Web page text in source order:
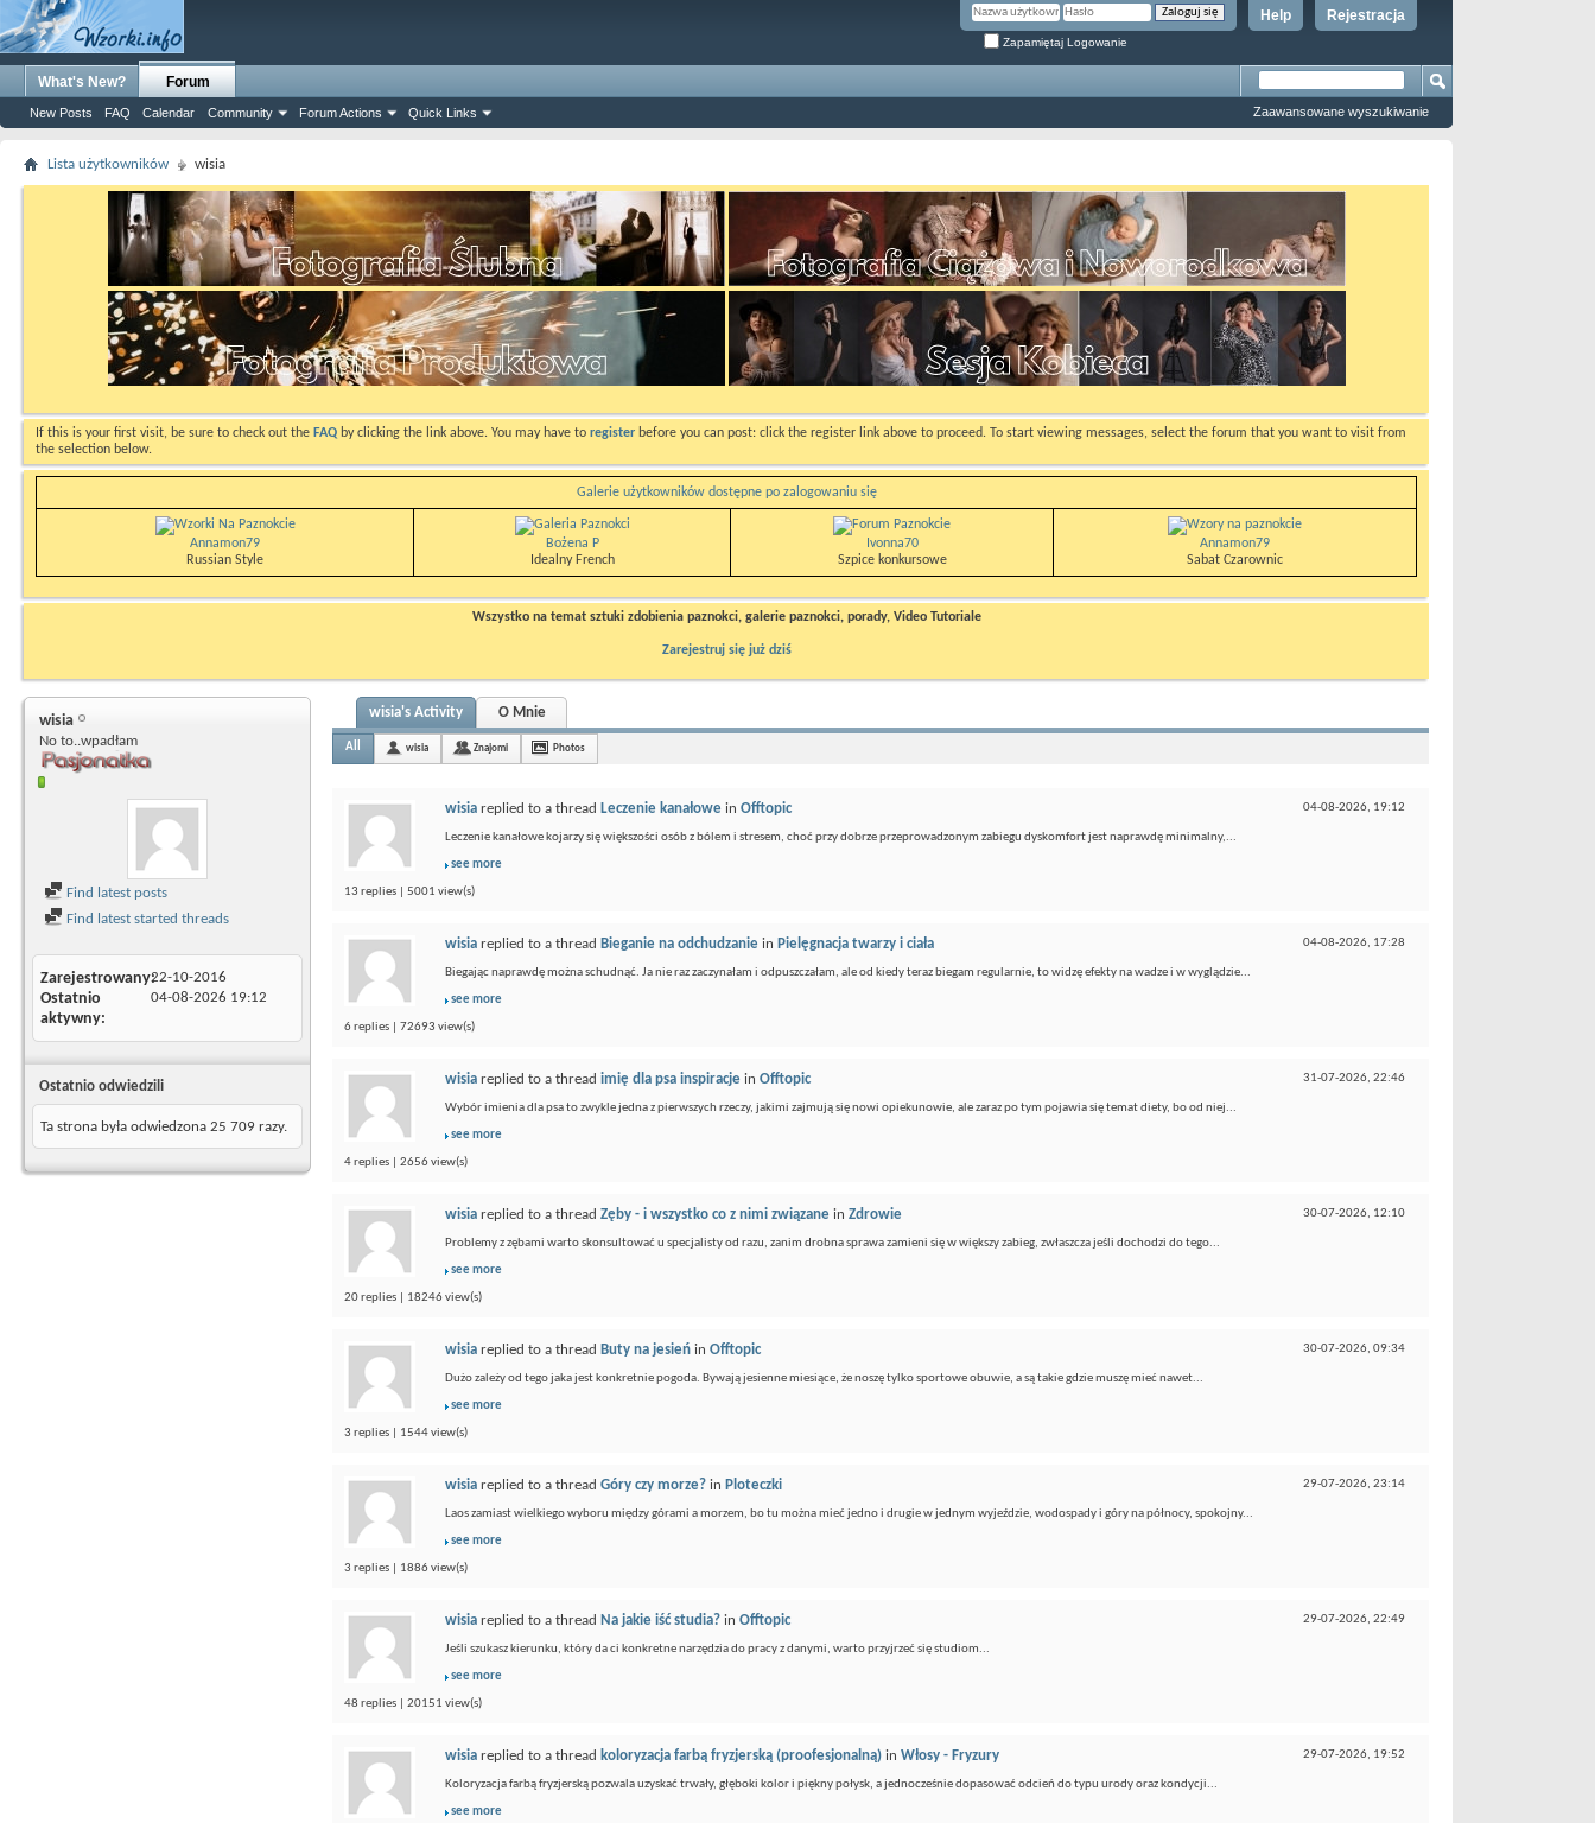
Rejestracja
Help
Zapamiętaj Logowanie
What's New? Forum
New Posts FAQ Calendar Community Forum Actions Quick Links Zaawansowane wyszukiwanie
Lista użytkowników wisia
If this is your first visit, be sure to check out the FAQ by clicking the link above. You may have to register before you can post: click the register link above to proceed. To start viewing messages, select the forum that you want to visit from
the selection below.
Galerie użytkowników dostępne po zalogowaniu się
Annamon79
Russian Style
Bożena P
Idealny French
Ivonna70
Szpice konkursowe
Annamon79
Sabat Czarownic
Wszystko na temat sztuki zdobienia paznokci, galerie paznokci, porady, Video Tutoriale
Zarejestruj się już dziś
wisia
No to..wpadłam
Find latest posts
Find latest started threads
Zarejestrowany22-10-2016
Ostatnio
aktywny
04-08-2026 19:12
Ostatnio odwiedzili
Ta strona była odwiedzona 25 709 razy.
wisia's Activity O Mnie
All wisia Znajomi Photos
04-08-2026, 19:12
wisia replied to a thread Leczenie kanałowe in Offtopic
Leczenie kanałowe kojarzy się większości osób z bólem i stresem, choć przy dobrze przeprowadzonym zabiegu dyskomfort jest naprawdę minimalny,...
see more
13 replies | 5001 view(s)
04-08-2026, 17:28
wisia replied to a thread Bieganie na odchudzanie in Pielęgnacja twarzy i ciała
Biegając naprawdę można schudnąć. Ja nie raz zaczynałam i odpuszczałam, ale od kiedy teraz biegam regularnie, to widzę efekty na wadze i w wyglądzie...
see more
6 replies | 72693 view(s)
31-07-2026, 22:46
wisia replied to a thread imię dla psa inspiracje in Offtopic
Wybór imienia dla psa to zwykle jedna z pierwszych rzeczy, jakimi zajmują się nowi opiekunowie, ale zaraz po tym pojawia się temat diety, bo od niej...
see more
4 replies | 2656 view(s)
30-07-2026, 12:10
wisia replied to a thread Zęby - i wszystko co z nimi związane in Zdrowie
Problemy z zębami warto skonsultować u specjalisty od razu, zanim drobna sprawa zamieni się w większy zabieg, zwłaszcza jeśli dochodzi do tego...
see more
20 replies | 18246 view(s)
30-07-2026, 09:34
wisia replied to a thread Buty na jesień in Offtopic
Dużo zależy od tego jaka jest konkretnie pogoda. Bywają jesienne miesiące, że noszę tylko sportowe obuwie, a są takie gdzie muszę mieć nawet...
see more
3 replies | 1544 view(s)
29-07-2026, 23:14
wisia replied to a thread Góry czy morze? in Ploteczki
Laos zamiast wielkiego wyboru między górami a morzem, bo tu można mieć jedno i drugie w jednym wyjeździe, wodospady i góry na północy, spokojny...
see more
3 replies | 1886 view(s)
29-07-2026, 22:49
wisia replied to a thread Na jakie iść studia? in Offtopic
Jeśli szukasz kierunku, który da ci konkretne narzędzia do pracy z danymi, warto przyjrzeć się studiom...
see more
48 replies | 20151 view(s)
29-07-2026, 19:52
wisia replied to a thread koloryzacja farbą fryzjerską (proofesjonalną) in Włosy - Fryzury
Koloryzacja farbą fryzjerską pozwala uzyskać trwały, głęboki kolor i piękny połysk, a jednocześnie dopasować odcień do typu urody oraz kondycji...
see more